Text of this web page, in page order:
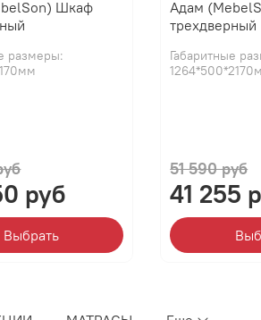
Шкаф
размеры:
руб
Выбрать
Адам
трехдверный
Габаритные
51 590 руб
41 255